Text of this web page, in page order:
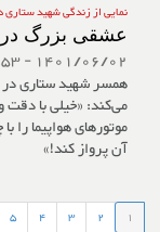
نمایی از زندگی شهید ستاری
عشقی بزرگ
1401/06/02 - 18:53
همسر شهید ستاری در
می‌کند: «خیلی با
موتورهای هواپیما را
آن پرواز کند!»
1
2
3
4
5